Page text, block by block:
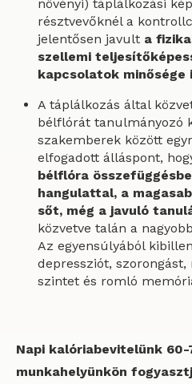
növényi) táplálkozási
résztvevőknél a
jelentősen javult a
szellemi
kapcsolatok minősége
A táplálkozás által
bélflórát tanulmányozó
szakemberek között
elfogadott álláspont,
bélflóra
hangulattal, a
sőt, még a javuló
közvetve talán a
Az egyensúlyából
depressziót,
szintet és romló
Napi kalóriabevitelünk
munkahelyünkön